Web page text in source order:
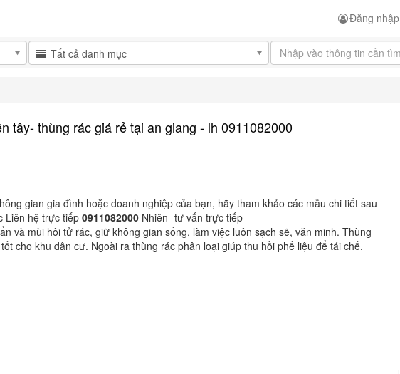
Đăng nhập
Tất cả danh mục
tây- thùng rác giá rẻ tại an giang - lh 0911082000
gian gia đình hoặc doanh nghiệp của bạn, hãy tham khảo các mẫu chi tiết sau
Liên hệ trực tiếp 0911082000 Nhiên- tư vấn trực tiếp
và mùi hôi tử rác, giữ không gian sống, làm việc luôn sạch sẽ, văn minh. Thùng
cho khu dân cư. Ngoài ra thùng rác phân loại giúp thu hồi phế liệu để tái chế.